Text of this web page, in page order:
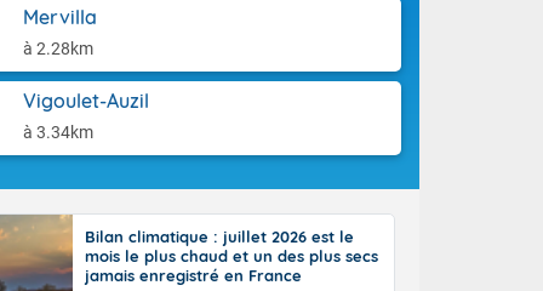
Mervilla
à 2.28km
Vigoulet-Auzil
à 3.34km
jusque
la Corse.
Pyrénées,
marge de
de la
En soirée,
sur
sur le
hors côtes
38 ou 39
Bilan climatique : juillet 2026 est le
mois le plus chaud et un des plus secs
jamais enregistré en France